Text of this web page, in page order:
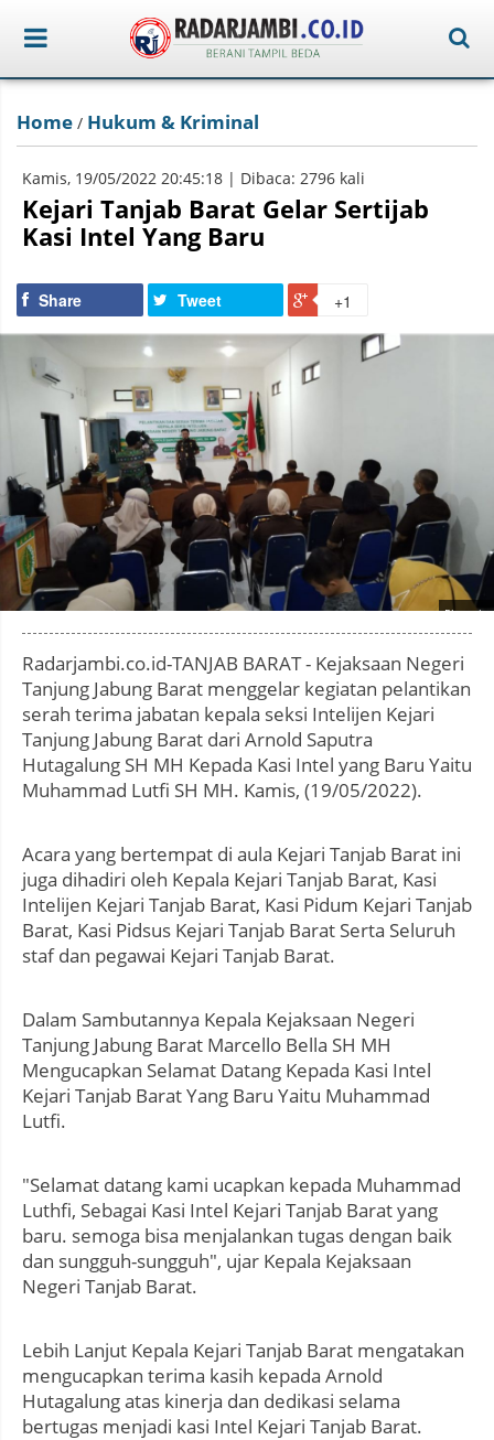
Home / Hukum & Kriminal
Kamis, 19/05/2022 20:45:18 | Dibaca: 2796 kali
Kejari Tanjab Barat Gelar Sertijab
Kasi Intel Yang Baru
Share Tweet +1
Photo by
Radarjambi.co.id-TANJAB BARAT - Kejaksaan Negeri
Tanjung Jabung Barat menggelar kegiatan pelantikan
serah terima jabatan kepala seksi Intelijen Kejari
Tanjung Jabung Barat dari Arnold Saputra
Hutagalung SH MH Kepada Kasi Intel yang Baru Yaitu
Muhammad Lutfi SH MH. Kamis, (19/05/2022).
Acara yang bertempat di aula Kejari Tanjab Barat ini
juga dihadiri oleh Kepala Kejari Tanjab Barat, Kasi
Intelijen Kejari Tanjab Barat, Kasi Pidum Kejari Tanjab
Barat, Kasi Pidsus Kejari Tanjab Barat Serta Seluruh
staf dan pegawai Kejari Tanjab Barat.
Dalam Sambutannya Kepala Kejaksaan Negeri
Tanjung Jabung Barat Marcello Bella SH MH
Mengucapkan Selamat Datang Kepada Kasi Intel
Kejari Tanjab Barat Yang Baru Yaitu Muhammad
Lutfi.
"Selamat datang kami ucapkan kepada Muhammad
Luthfi, Sebagai Kasi Intel Kejari Tanjab Barat yang
baru. semoga bisa menjalankan tugas dengan baik
dan sungguh-sungguh", ujar Kepala Kejaksaan
Negeri Tanjab Barat.
Lebih Lanjut Kepala Kejari Tanjab Barat mengatakan
mengucapkan terima kasih kepada Arnold
Hutagalung atas kinerja dan dedikasi selama
bertugas menjadi kasi Intel Kejari Tanjab Barat.